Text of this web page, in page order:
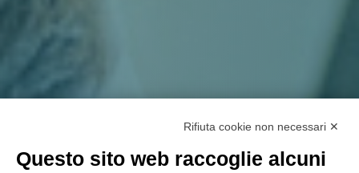
Rifiuta cookie non necessari ✕
Questo sito web raccoglie alcuni